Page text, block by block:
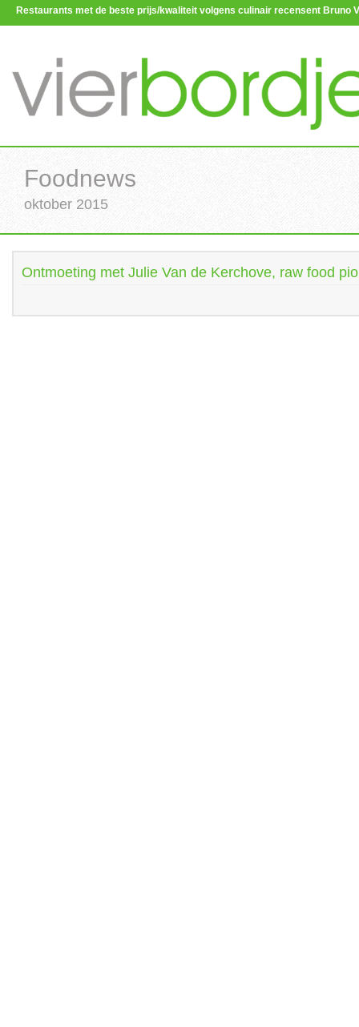
Restaurants met de beste prijs/kwaliteit volgens culinair recensent Bruno
Foodnews
oktober 2015
Ontmoeting met Julie Van de Kerchove, raw food